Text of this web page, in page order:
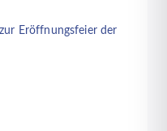
Eröffnungsfeier der